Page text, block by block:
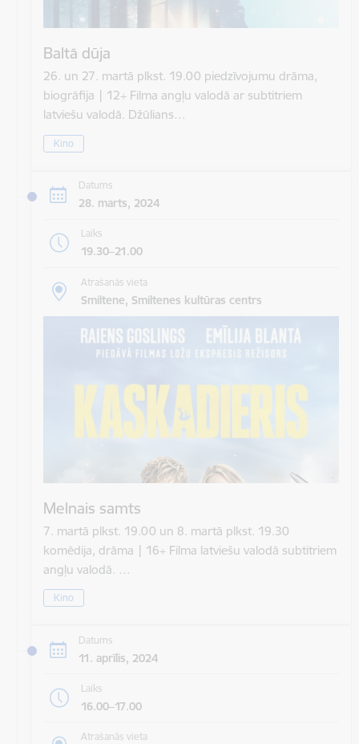
Baltā dūja
26. un 27. martā plkst. 19.00 piedzīvojumu drāma,
biogrāfija | 12+ Filma angļu valodā ar subtitriem
latviešu valodā. Džūlians…
Kino
Datums
28. marts, 2024
Laiks
19.30–21.00
Atrašanās vieta
Smiltene, Smiltenes kultūras centrs
Melnais samts
7. martā plkst. 19.00 un 8. martā plkst. 19.30
komēdija, drāma | 16+ Filma latviešu valodā subtitriem
angļu valodā. …
Kino
Datums
11. aprīlis, 2024
Laiks
16.00–17.00
Atrašanās vieta